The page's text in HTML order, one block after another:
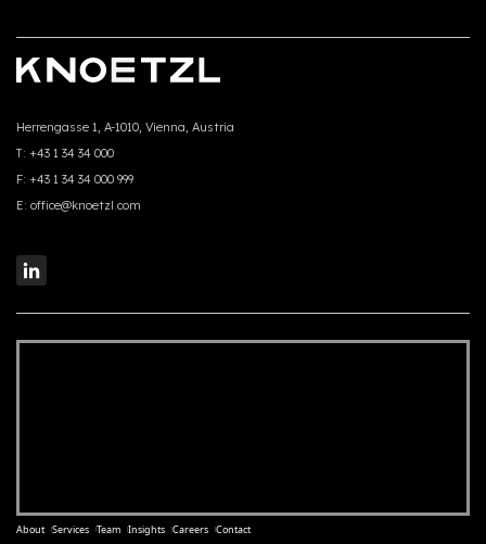
Herrengasse 1, A-1010, Vienna, Austria
T: +43 1 34 34 000
F: +43 1 34 34 000 999
E: office@knoetzl.com
About Services Team Insights Careers Contact